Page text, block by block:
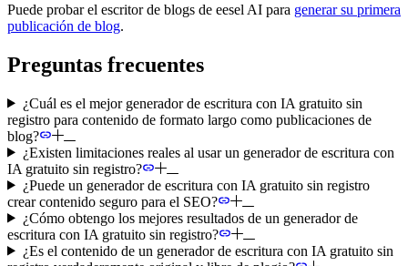
Puede probar el escritor de blogs de eesel AI para generar su primera
publicación de blog.
Preguntas frecuentes
¿Cuál es el mejor generador de escritura con IA gratuito sin
registro para contenido de formato largo como publicaciones de
blog?
¿Existen limitaciones reales al usar un generador de escritura con
IA gratuito sin registro?
¿Puede un generador de escritura con IA gratuito sin registro
crear contenido seguro para el SEO?
¿Cómo obtengo los mejores resultados de un generador de
escritura con IA gratuito sin registro?
¿Es el contenido de un generador de escritura con IA gratuito sin